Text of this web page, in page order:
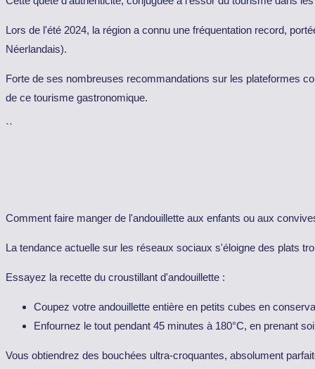
Lors de l'été 2024, la région a connu une fréquentation record,
Néerlandais).
Forte de ses nombreuses recommandations sur les plateformes
de ce tourisme gastronomique.
``
Comment faire manger de l'andouillette aux enfants ou aux
La tendance actuelle sur les réseaux sociaux s'éloigne des plats
Essayez la recette du croustillant d'andouillette :
Coupez votre andouillette entière en petits cubes en
Enfournez le tout pendant 45 minutes à 180°C, en prenant
Vous obtiendrez des bouchées ultra-croquantes, absolument